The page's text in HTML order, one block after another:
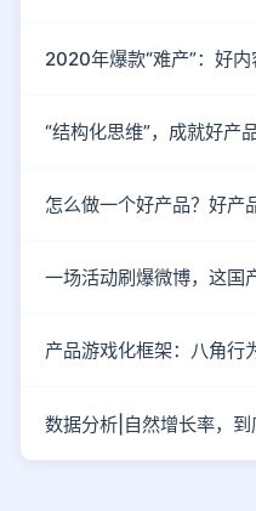
“结构化思维”，成就好产
怎么做一个好产品？好产
一场活动刷爆微博，这国
产品游戏化框架：八角行
数据分析|自然增长率，到